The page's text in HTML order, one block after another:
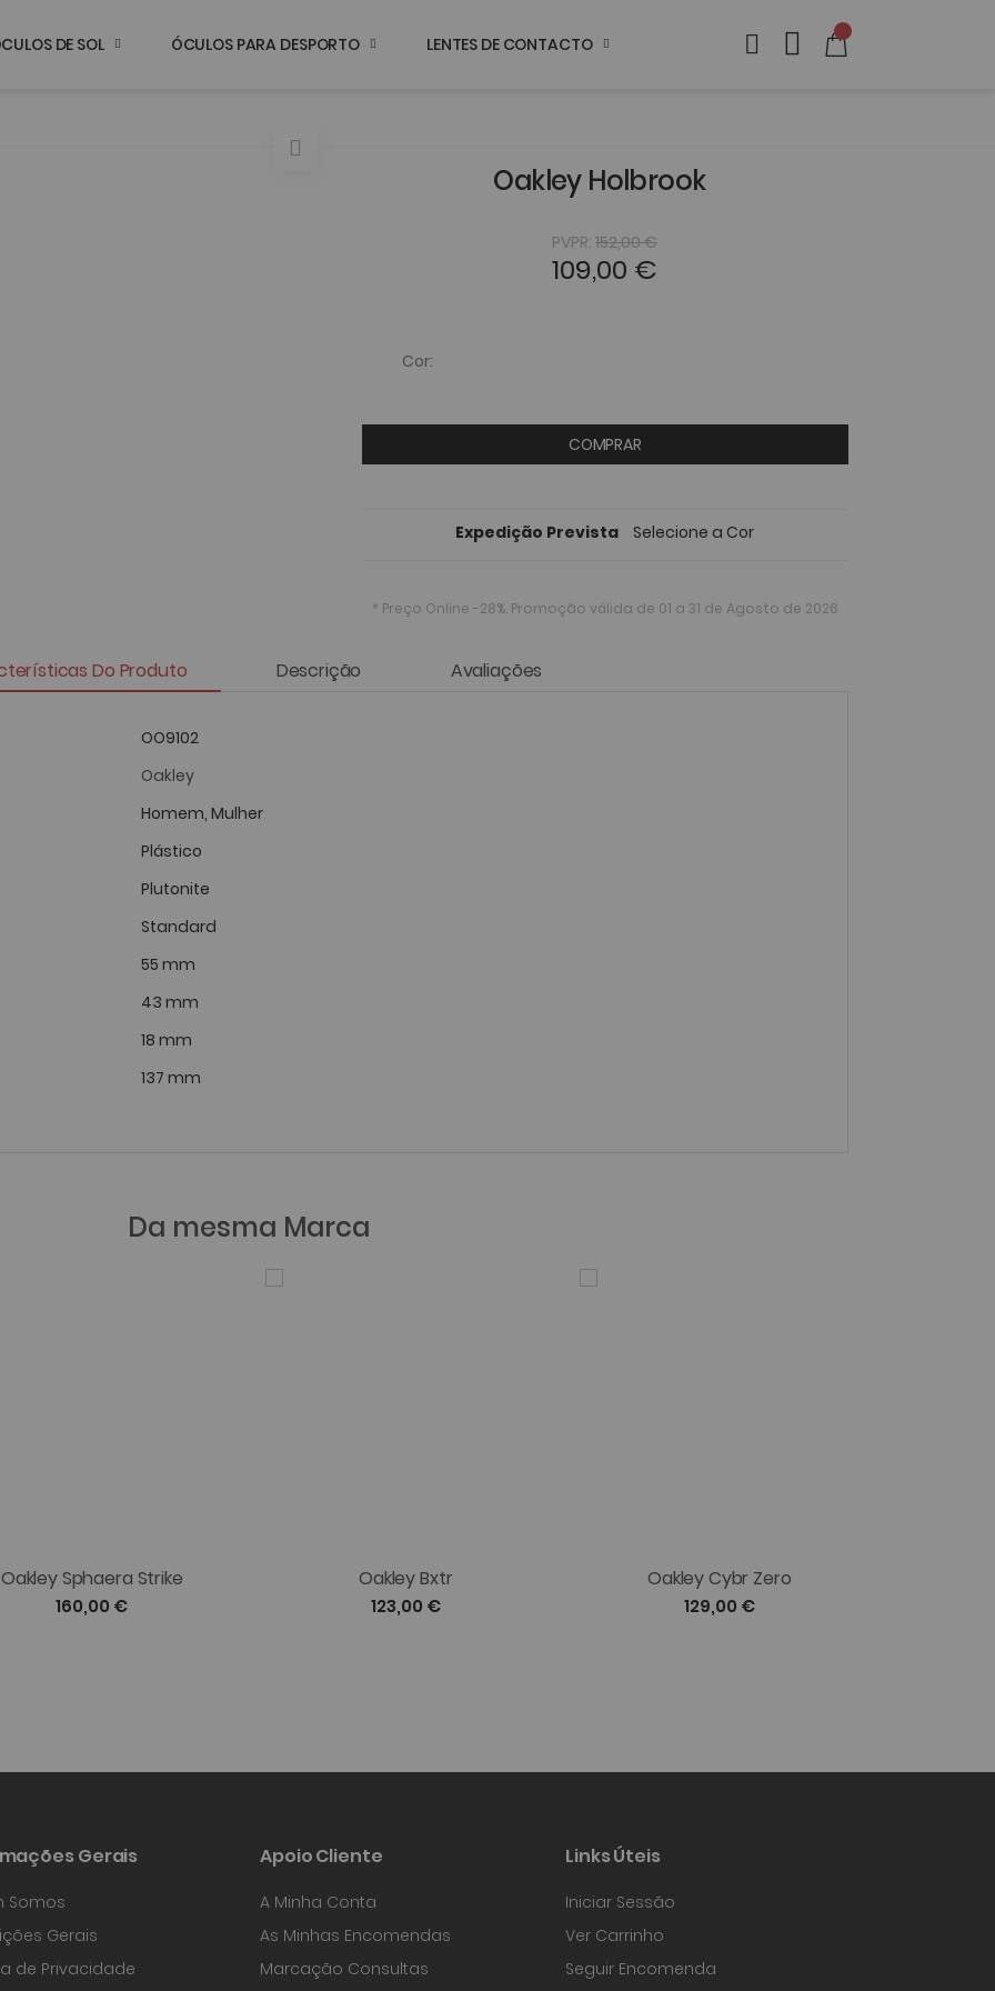
DE SOL ÓCULOS PARA DESPORTO LENTES DE CONTACTO
Oakley Holbrook
PVPR:152,00 €
109,00 €
Cor
COMPRAR
Expedição Prevista Selecione a Cor
* Preço Online -28%. Promoção válida de 01 a 31 de Agosto de 2026
Do Produto Descrição Avaliações
OO9102
Oakley
Homem, Mulher
Plástico
Plutonite
Standard
55 mm
43 mm
18 mm
137 mm
Da mesma Marca
Oakley Sphaera Strike
160,00 €
Oakley Bxtr
123,00 €
Oakley Cybr Zero
129,00 €
Gerais
Somos
Gerais
de Privacidade
Apoio Cliente
A Minha Conta
As Minhas Encomendas
Marcação Consultas
Links Úteis
Iniciar Sessão
Ver Carrinho
Seguir Encomenda